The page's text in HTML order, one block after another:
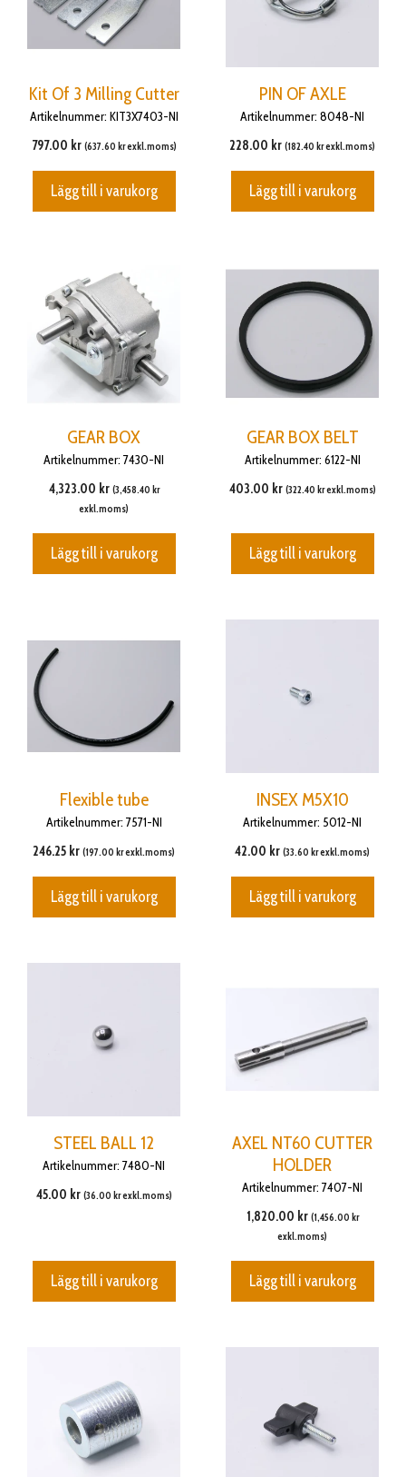
Kit Of 3 Milling Cutter
Artikelnummer: KIT3X7403-NI
797.00 kr (637.60 krexkl.moms)
Lägg till i varukorg
PIN OF AXLE
Artikelnummer: 8048-NI
228.00 kr (182.40 krexkl.moms)
Lägg till i varukorg
GEAR BOX
Artikelnummer: 7430-NI
4,323.00 kr (3,458.40 kr
exkl.moms)
Lägg till i varukorg
GEAR BOX BELT
Artikelnummer: 6122-NI
403.00 kr (322.40 krexkl.moms)
Lägg till i varukorg
Flexible tube
Artikelnummer: 7571-NI
246.25 kr (197.00 krexkl.moms)
Lägg till i varukorg
INSEX M5X10
Artikelnummer: 5012-NI
42.00 kr (33.60 krexkl.moms)
Lägg till i varukorg
STEEL BALL 12
Artikelnummer: 7480-NI
45.00 kr (36.00 krexkl.moms)
Lägg till i varukorg
AXEL NT60 CUTTER
HOLDER
Artikelnummer: 7407-NI
1,820.00 kr (1,456.00 kr
exkl.moms)
Lägg till i varukorg